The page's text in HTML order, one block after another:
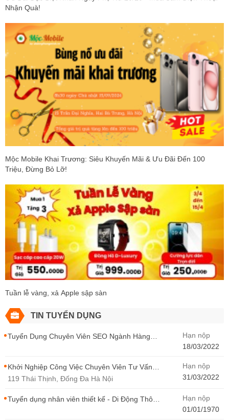
Nhận Quà!
Mộc Mobile Khai Trương: Siêu Khuyến Mãi & Ưu Đãi Đến 100
Triệu, Đừng Bỏ Lỡ!
Tuần lễ vàng, xả Apple sập sàn
TIN TUYỂN DỤNG
Tuyển Dụng Chuyên Viên SEO Ngành Hàng
Hạn nộp
18/03/2022
Khởi Nghiệp Công Việc Chuyên Viên Tư Vấn
Bán Hàng Di Động Thông Minh
119 Thái Thịnh, Đống Đa Hà Nội
Hạn nộp
31/03/2022
Tuyển dụng nhân viên thiết kế - Di Động Thông
Hạn nộp
01/01/1970